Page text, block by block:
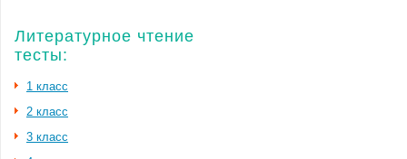
Литературное чтение
тесты:
1 класс
2 класс
3 класс